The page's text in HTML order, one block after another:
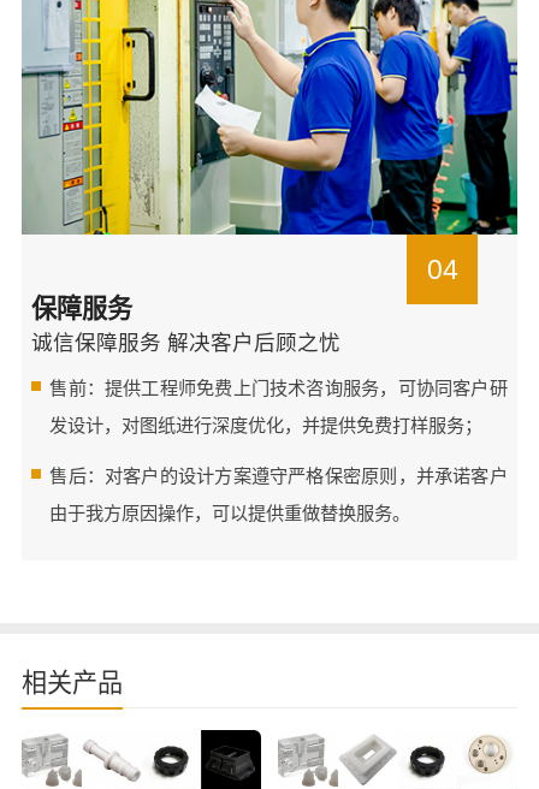
04
保障服务
诚信保障服务 解决客户后顾之忧
售前：提供工程师免费上门技术咨询服务，可协同客户研
发设计，对图纸进行深度优化，并提供免费打样服务；
售后：对客户的设计方案遵守严格保密原则，并承诺客户
由于我方原因操作，可以提供重做替换服务。
相关产品